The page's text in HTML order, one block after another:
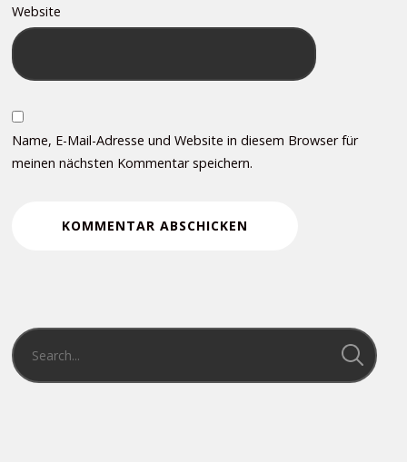
Website
Name, E-Mail-Adresse und Website in diesem Browser für
meinen nächsten Kommentar speichern.